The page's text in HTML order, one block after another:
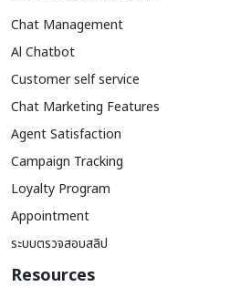
Chat Management
Al Chatbot
Customer self service
Chat Marketing Features
Agent Satisfaction
Campaign Tracking
Loyalty Program
Appointment
ระบบตรวจสอบสลิป
Resources